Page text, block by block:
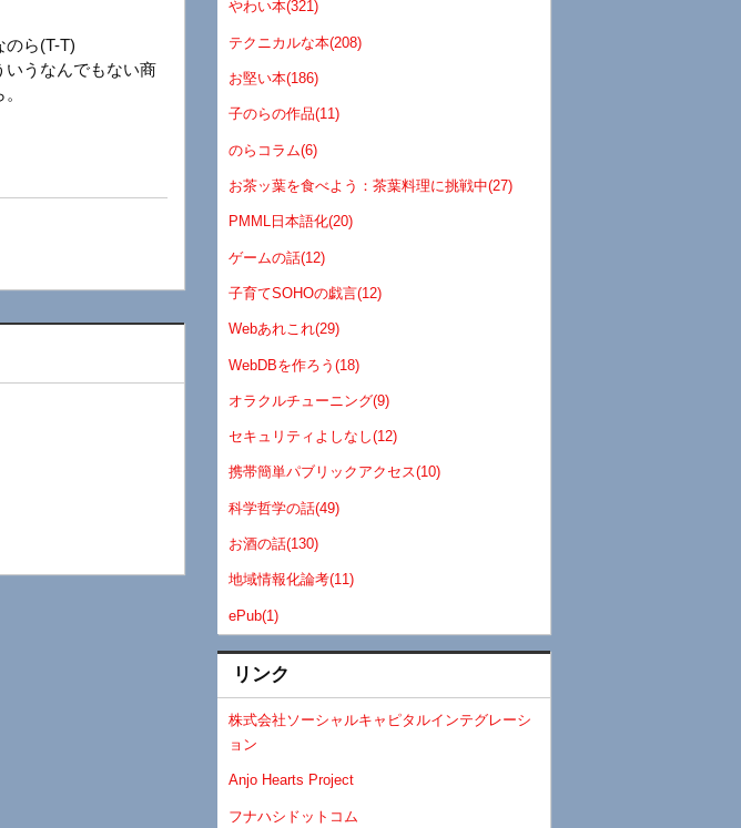
のら(T-T)
いうなんでもない商
やわい本(321)
テクニカルな本(208)
お堅い本(186)
子のらの作品(11)
のらコラム(6)
お茶ッ葉を食べよう：茶葉料理に挑戦中(27)
PMML日本語化(20)
ゲームの話(12)
子育てSOHOの戯言(12)
Webあれこれ(29)
WebDBを作ろう(18)
オラクルチューニング(9)
セキュリティよしなし(12)
携帯簡単パブリックアクセス(10)
科学哲学の話(49)
お酒の話(130)
地域情報化論考(11)
ePub(1)
リンク
株式会社ソーシャルキャピタルインテグレーシ
ョン
Anjo Hearts Project
フナハシドットコム